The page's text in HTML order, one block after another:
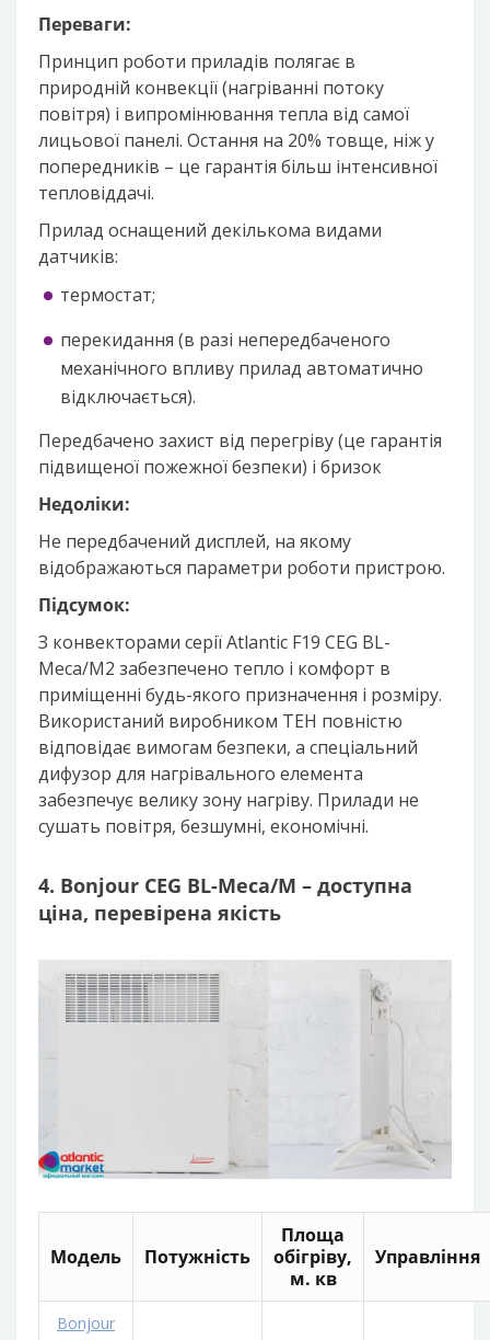
Переваги:
Принцип роботи приладів полягає в
природній конвекції (нагріванні потоку
повітря) і випромінювання тепла від самої
лицьової панелі. Остання на 20% товще, ніж у
попередників – це гарантія більш інтенсивної
тепловіддачі.
Прилад оснащений декількома видами
датчиків:
термостат;
перекидання (в разі непередбаченого
механічного впливу прилад автоматично
відключається).
Передбачено захист від перегріву (це гарантія
підвищеної пожежної безпеки) і бризок
Недоліки:
Не передбачений дисплей, на якому
відображаються параметри роботи пристрою.
Підсумок:
З конвекторами серії Atlantic F19 CEG BL-
Meca/M2 забезпечено тепло і комфорт в
приміщенні будь-якого призначення і розміру.
Використаний виробником ТЕН повністю
відповідає вимогам безпеки, а спеціальний
дифузор для нагрівального елемента
забезпечує велику зону нагріву. Прилади не
сушать повітря, безшумні, економічні.
4. Bonjour CEG BL-Meca/M – доступна
ціна, перевірена якість
Модель Потужність
Площа
обігріву,
м. кв
Управління
Bonjour